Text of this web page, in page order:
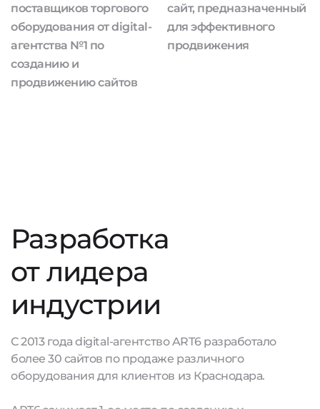
поставщиков торгового
оборудования от digital-
агентства №1 по
созданию и
продвижению сайтов
сайт, предназначенный
для эффективного
продвижения
Разработка
от лидера
индустрии
С 2013 года digital-агентство ART6 разработало
более 30 сайтов по продаже различного
оборудования для клиентов из Краснодара.